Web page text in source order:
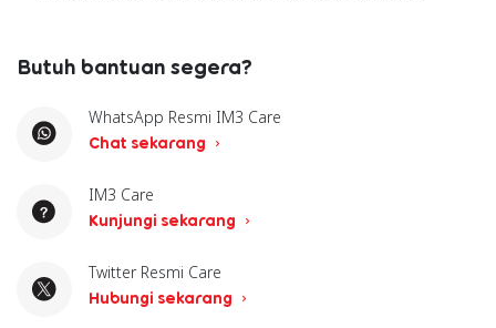
Butuh bantuan segera?
WhatsApp Resmi IM3 Care
Chat sekarang
IM3 Care
Kunjungi sekarang
Twitter Resmi Care
Hubungi sekarang